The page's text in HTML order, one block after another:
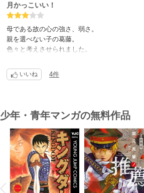
月かっこいい！
母である故の心の強さ、弱さ。
親を選べない子の葛藤。
色々と考えさせられました。
惜しむらくは駆け足だったこと。
人物も多いし、話数を増やして丁寧に書いて欲
いいね 4件
少年・青年マンガの無料作品
P
r
e
v
i
o
u
s